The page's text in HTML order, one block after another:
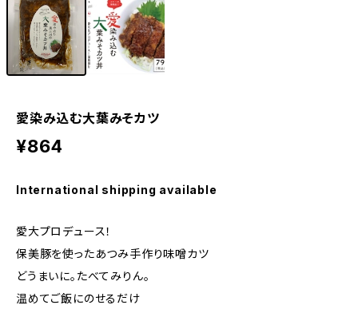
愛染み込む大葉みそカツ
¥864
International shipping available
愛大プロデュース！
保美豚を使ったあつみ手作り味噌カツ
どうまいに。たべてみりん。
温めてご飯にのせるだけ